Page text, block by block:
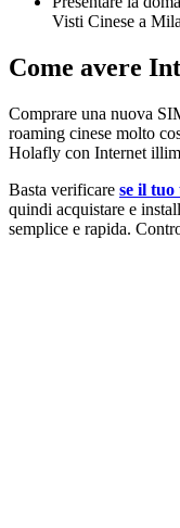
Visti Cinese a
Come avere
Comprare una nuova
roaming cinese molto
Holafly con Internet
Basta verificare se il
quindi acquistare e
semplice e rapida.